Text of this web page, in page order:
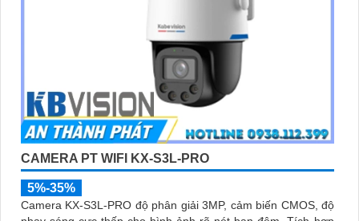
CAMERA PT WIFI KX-S3L-PRO
5%-35%
Camera KX-S3L-PRO độ phân giải 3MP, cảm biến CMOS, độ